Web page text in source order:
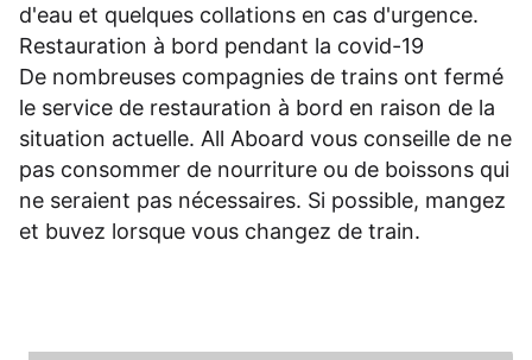
d'eau et quelques collations en cas d'urgence.
Restauration à bord pendant la covid-19
De nombreuses compagnies de trains ont fermé
le service de restauration à bord en raison de la
situation actuelle. All Aboard vous conseille de ne
pas consommer de nourriture ou de boissons qui
ne seraient pas nécessaires. Si possible, mangez
et buvez lorsque vous changez de train.